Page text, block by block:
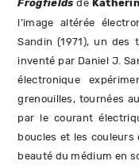
Frogfieldsde
l’image altérée
Sandin (1971), un des
inventé par Daniel J.
électronique
grenouilles, tournées
par le courant
boucles et les couleurs
beauté du médium en